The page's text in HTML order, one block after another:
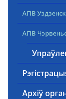
АПВ
АПВ
Архіў